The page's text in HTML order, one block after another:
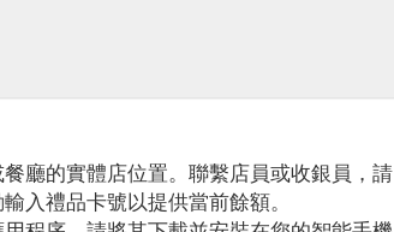
廳的實體店位置。聯繫店員或收銀員，請
入禮品卡號以提供當前餘額。